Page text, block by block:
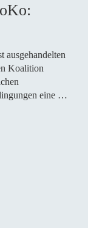
ausgehandelten
Koalition
eine …